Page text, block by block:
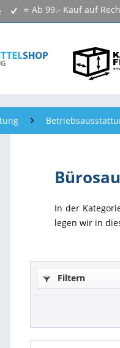
⭐ Ab 99.- Kauf auf
In der
legen wir in
Filtern